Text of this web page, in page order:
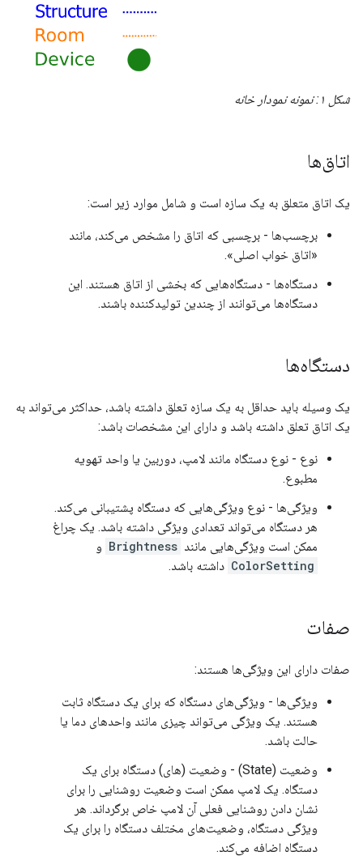
شکل ۱: نمونه نمودار خانه
اتاق‌ها
یک اتاق متعلق به یک سازه است و شامل موارد زیر است:
برچسب‌ها - برچسبی که اتاق را مشخص می‌کند، مانند
«اتاق خواب اصلی».
دستگاه‌ها - دستگاه‌هایی که بخشی از اتاق هستند. این
دستگاه‌ها می‌توانند از چندین تولیدکننده باشند.
دستگاه‌ها
یک وسیله باید حداقل به یک سازه تعلق داشته باشد، حداکثر می‌تواند به
یک اتاق تعلق داشته باشد و دارای این مشخصات باشد:
نوع - نوع دستگاه مانند لامپ، دوربین یا واحد تهویه
مطبوع.
ویژگی‌ها - نوع ویژگی‌هایی که دستگاه پشتیبانی می‌کند.
هر دستگاه می‌تواند تعدادی ویژگی داشته باشد. یک چراغ
ممکن است ویژگی‌هایی مانند Brightness و
ColorSetting داشته باشد.
صفات
صفات دارای این ویژگی‌ها هستند:
ویژگی‌ها - ویژگی‌های دستگاه که برای یک دستگاه ثابت
هستند. یک ویژگی می‌تواند چیزی مانند واحدهای دما یا
حالت باشد.
وضعیت (State) - وضعیت (های) دستگاه برای یک
دستگاه. یک لامپ ممکن است وضعیت روشنایی را برای
نشان دادن روشنایی فعلی آن لامپ خاص برگرداند. هر
ویژگی دستگاه، وضعیت‌های مختلف دستگاه را برای یک
دستگاه اضافه می‌کند.